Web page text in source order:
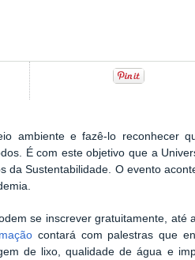
ambiente e fazê-lo reconhecer
É com este objetivo que a
da Sustentabilidade. O evento
se inscrever gratuitamente, até
contará com palestras que
de lixo, qualidade de água e